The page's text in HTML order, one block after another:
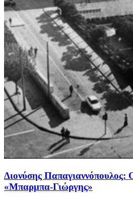
Διονύσης Παπαγιαννόπουλος:
«Μπαρμπα-Γιώργης»